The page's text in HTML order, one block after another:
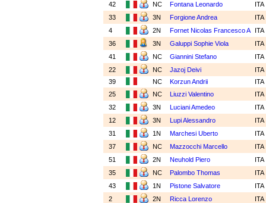
42
NC Fontana Leonardo
ITA
33
3N Forgione Andrea
ITA
4
2N Fornet Nicolas Francesco A
ITA
36
3N Galuppi Sophie Viola
ITA
41
NC Giannini Stefano
ITA
22
NC Jazoj Deivi
ITA
39
NC Korzun Andrii
ITA
25
NC Liuzzi Valentino
ITA
32
3N Luciani Amedeo
ITA
12
3N Lupi Alessandro
ITA
31
1N Marchesi Uberto
ITA
37
NC Mazzocchi Marcello
ITA
51
2N Neuhold Piero
ITA
35
NC Palombo Thomas
ITA
43
1N Pistone Salvatore
ITA
2
2N Ricca Lorenzo
ITA